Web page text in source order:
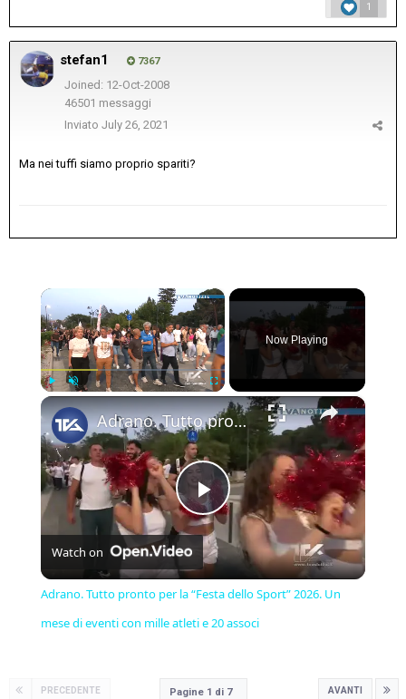
1
stefan1 7367
Joined: 12-Oct-2008
46501 messaggi
Inviato July 26, 2021
Ma nei tuffi siamo proprio spariti?
×
Play Unmute Fullscreen
Now Playing
×
Play
Video
Adrano. Tutto pronto per la “Festa dello Sport” 2026. Un mese di eventi con mille atleti e 20 associ
Watch on
Adrano. Tutto pronto per la “Festa dello Sport” 2026. Un
mese di eventi con mille atleti e 20 associ
PRECEDENTE AVANTI
Pagine 1 di 7